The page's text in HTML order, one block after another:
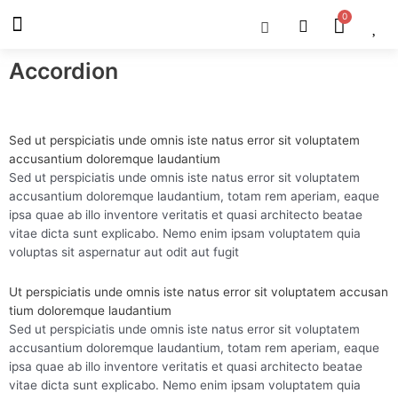
Menu Cart
Accordion
Sed ut perspiciatis unde omnis iste natus error sit voluptatem
accusantium doloremque laudantium
Sed ut perspiciatis unde omnis iste natus error sit voluptatem
accusantium doloremque laudantium, totam rem aperiam, eaque
ipsa quae ab illo inventore veritatis et quasi architecto beatae
vitae dicta sunt explicabo. Nemo enim ipsam voluptatem quia
voluptas sit aspernatur aut odit aut fugit
Ut perspiciatis unde omnis iste natus error sit voluptatem accusan
tium doloremque laudantium
Sed ut perspiciatis unde omnis iste natus error sit voluptatem
accusantium doloremque laudantium, totam rem aperiam, eaque
ipsa quae ab illo inventore veritatis et quasi architecto beatae
vitae dicta sunt explicabo. Nemo enim ipsam voluptatem quia